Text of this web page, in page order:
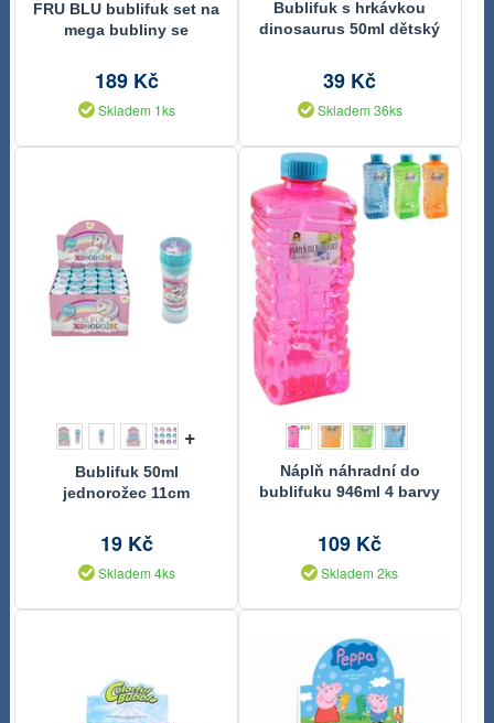
FRU BLU bublifuk set na
mega bubliny se
189 Kč
Skladem 1ks
Bublifuk s hrkávkou
dinosaurus 50ml dětský
39 Kč
Skladem 36ks
+
Bublifuk 50ml
jednorožec 11cm
19 Kč
Skladem 4ks
Náplň náhradní do
bublifuku 946ml 4 barvy
109 Kč
Skladem 2ks